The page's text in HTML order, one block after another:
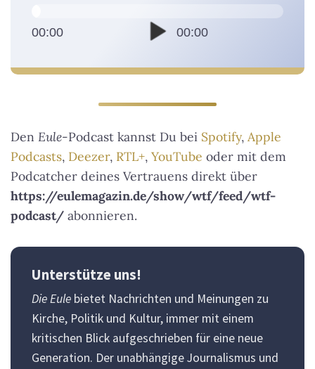
o
l
a
y
e
00:00 00:00
Den Eule-Podcast kannst Du bei Spotify, Apple
Podcasts, Deezer, RTL+, YouTube oder mit dem
Podcatcher deines Vertrauens direkt über
https://eulemagazin.de/show/wtf/feed/wtf-
podcast/ abonnieren.
Unterstütze uns!
Die Eule bietet Nachrichten und Meinungen zu
Kirche, Politik und Kultur, immer mit einem
kritischen Blick aufgeschrieben für eine neue
Generation. Der unabhängige Journalismus und